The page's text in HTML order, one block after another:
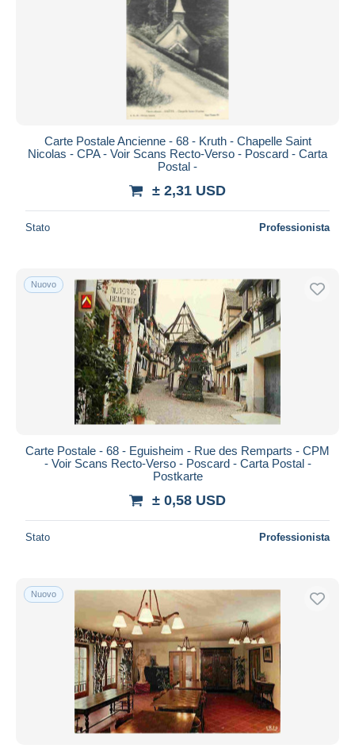
Carte Postale Ancienne - 68 - Kruth - Chapelle Saint
Nicolas - CPA - Voir Scans Recto-Verso - Poscard - Carta
Postal -
± 2,31 USD
Stato Professionista
Nuovo
Carte Postale - 68 - Eguisheim - Rue des Remparts - CPM
- Voir Scans Recto-Verso - Poscard - Carta Postal -
Postkarte
± 0,58 USD
Stato Professionista
Nuovo